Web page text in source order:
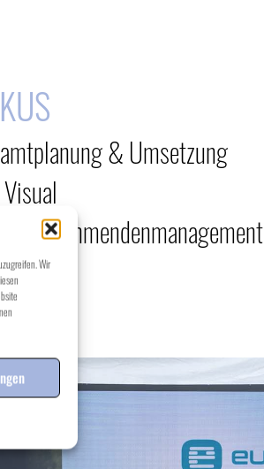
Wir
& Umsetzung
Teilnehmendenmanagement